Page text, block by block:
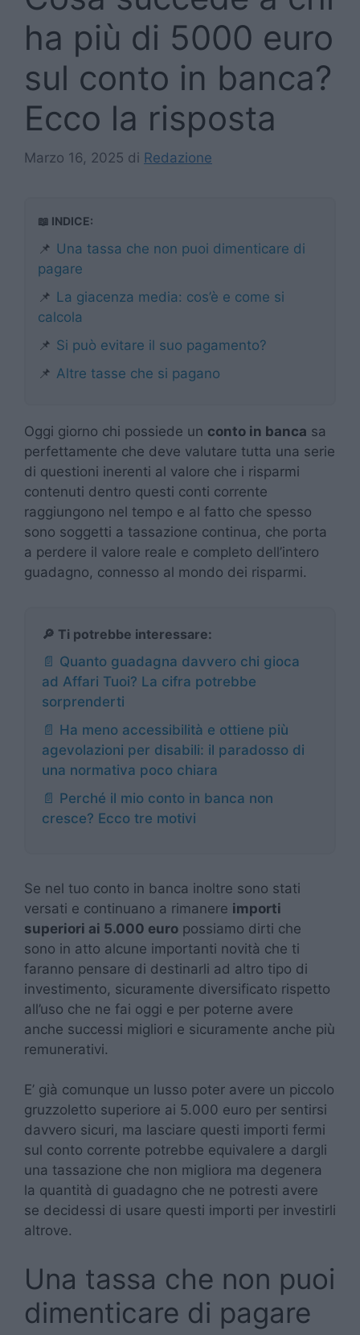
ha più di 5000 euro
sul conto in banca?
Ecco la risposta
Marzo 16, 2025 di Redazione
📖 INDICE:
📌 Una tassa che non puoi dimenticare di
pagare
📌 La giacenza media: cos’è e come si
calcola
📌 Si può evitare il suo pagamento?
📌 Altre tasse che si pagano
Oggi giorno chi possiede un conto in banca sa
perfettamente che deve valutare tutta una serie
di questioni inerenti al valore che i risparmi
contenuti dentro questi conti corrente
raggiungono nel tempo e al fatto che spesso
sono soggetti a tassazione continua, che porta
a perdere il valore reale e completo dell’intero
guadagno, connesso al mondo dei risparmi.
🔎 Ti potrebbe interessare:
📄 Quanto guadagna davvero chi gioca
ad Affari Tuoi? La cifra potrebbe
sorprenderti
📄 Ha meno accessibilità e ottiene più
agevolazioni per disabili: il paradosso di
una normativa poco chiara
📄 Perché il mio conto in banca non
cresce? Ecco tre motivi
Se nel tuo conto in banca inoltre sono stati
versati e continuano a rimanere importi
superiori ai 5.000 euro possiamo dirti che
sono in atto alcune importanti novità che ti
faranno pensare di destinarli ad altro tipo di
investimento, sicuramente diversificato rispetto
all’uso che ne fai oggi e per poterne avere
anche successi migliori e sicuramente anche più
remunerativi.
E’ già comunque un lusso poter avere un piccolo
gruzzoletto superiore ai 5.000 euro per sentirsi
davvero sicuri, ma lasciare questi importi fermi
sul conto corrente potrebbe equivalere a dargli
una tassazione che non migliora ma degenera
la quantità di guadagno che ne potresti avere
se decidessi di usare questi importi per investirli
altrove.
Una tassa che non puoi
dimenticare di pagare